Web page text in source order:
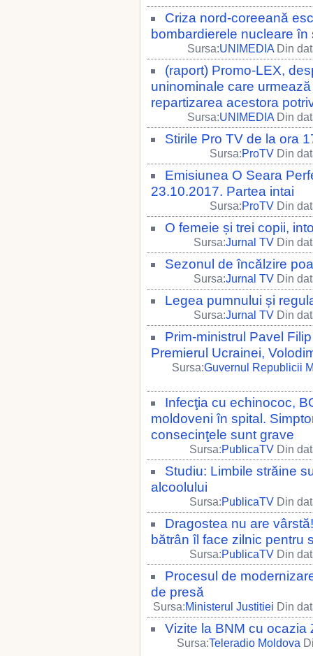
Criza nord-coreeană
bombardierele nucleare în
Sursa:UNIMEDIA Din
(raport) Promo-LEX,
uninominale care
repartizarea acestora
Sursa:UNIMEDIA Din
Stirile Pro TV de la ora
Sursa:ProTV Din
Emisiunea O Seara
23.10.2017. Partea intai
Sursa:ProTV Din
O femeie și trei copii,
Sursa:Jurnal TV Din
Sezonul de încălzire
Sursa:Jurnal TV Din
Legea pumnului și
Sursa:Jurnal TV Din
Prim-ministrul Pavel
Premierul Ucrainei,
Sursa:Guvernul Republicii
Infecţia cu echinococ,
moldoveni în spital.
consecinţele sunt grave
Sursa:PublicaTV Din
Studiu: Limbile străine
alcoolului
Sursa:PublicaTV Din
Dragostea nu are
bătrân îl face zilnic pentru
Sursa:PublicaTV Din
Procesul de
de presă
Sursa:Ministerul Justitiei Din
Vizite la BNM cu ocazia
Sursa:Teleradio Moldova